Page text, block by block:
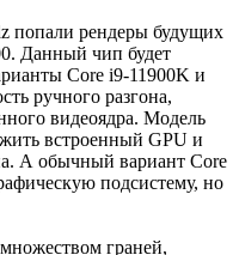
попали рендеры будущих
Данный чип будет
Core i9-11900K и
ручного разгона,
видеоядра. Модель
встроенный GPU и
А обычный вариант Core
подсистему, но
граней,